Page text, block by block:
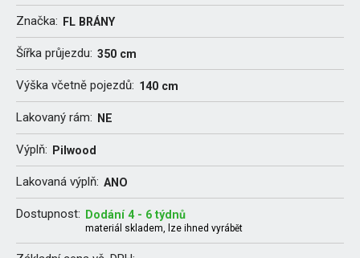
Značka: FL BRÁNY
Šířka průjezdu: 350 cm
Výška včetně pojezdů: 140 cm
Lakovaný rám: NE
Výplň: Pilwood
Lakovaná výplň: ANO
Dostupnost: Dodání 4 - 6 týdnů
materiál skladem, lze ihned vyrábět